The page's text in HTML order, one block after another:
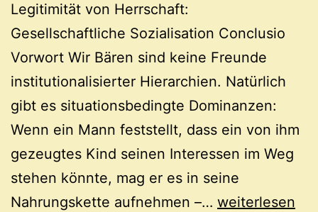
Legitimität von Herrschaft:
Gesellschaftliche Sozialisation Conclusio
Vorwort Wir Bären sind keine Freunde
institutionalisierter Hierarchien. Natürlich
gibt es situationsbedingte Dominanzen:
Wenn ein Mann feststellt, dass ein von ihm
gezeugtes Kind seinen Interessen im Weg
stehen könnte, mag er es in seine
Nahrungskette aufnehmen –… Vormünder
weiterlesen